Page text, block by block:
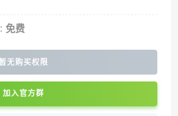
免费
暂无购买权限
加入官方群